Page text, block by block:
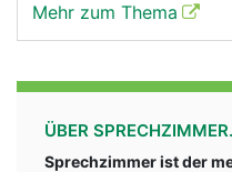
Mehr zum Thema
ÜBER
Sprechzimmer ist der